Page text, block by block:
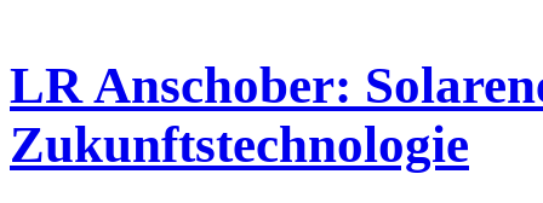
LR Anschober:
Zukunftstechnologie